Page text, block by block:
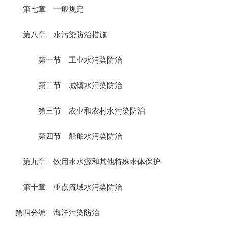
第七章 一般规定
第八章 水污染防治措施
第一节 工业水污染防治
第二节 城镇水污染防治
第三节 农业和农村水污染防治
第四节 船舶水污染防治
第九章 饮用水水源和其他特殊水体保护
第十章 重点流域水污染防治
第四分编 海洋污染防治